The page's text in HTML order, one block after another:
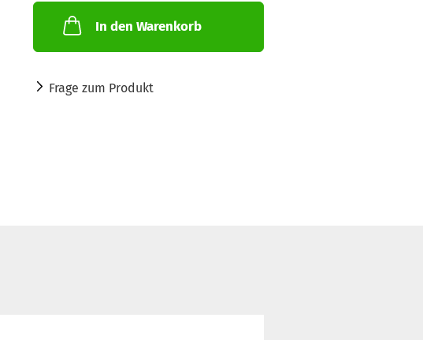
In den Warenkorb
Frage zum Produkt